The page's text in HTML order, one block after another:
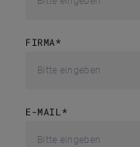
FIRMA*
E-MAIL *